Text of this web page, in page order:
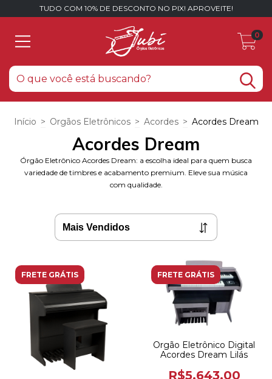
TUDO COM 10% DE DESCONTO NO PIX! APROVEITE!
0
Início > Orgãos Eletrônicos > Acordes > Acordes Dream
Acordes Dream
Órgão Eletrônico Acordes Dream: a escolha ideal para quem busca
variedade de timbres e acabamento premium. Eleve sua música
com qualidade.
FRETE GRÁTIS FRETE GRÁTIS
Orgão Eletrônico Digital
Acordes Dream Lilás
R$5.643,00